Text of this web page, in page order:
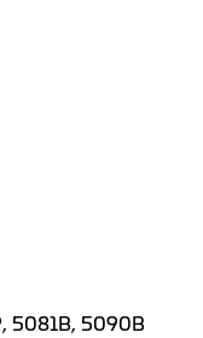
5081B, 5090B